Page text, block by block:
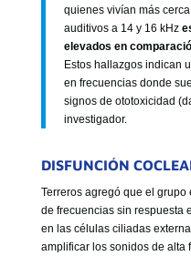
quienes vivían más
auditivos a 14 y 16 kHz
elevados en
Estos hallazgos indican
en frecuencias donde
signos de ototoxicidad
investigador.
DISFUNCIÓN
Terreros agregó que el
de frecuencias sin respuesta
en las células ciliadas
amplificar los sonidos de alta